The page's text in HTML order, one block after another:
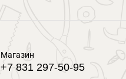
Магазин
+7 831 297-50-95